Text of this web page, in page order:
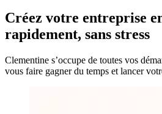
Créez votre entreprise
rapidement, sans stress
Clementine s’occupe de toutes vos
vous faire gagner du temps et lancer